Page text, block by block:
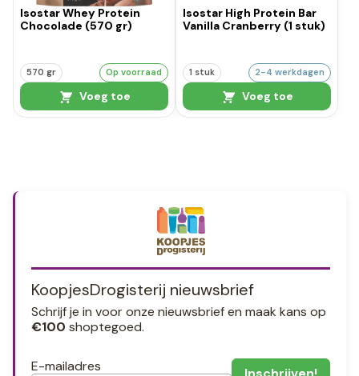
Isostar Whey Protein
Chocolade (570 gr)
570 gr Op voorraad
Voeg toe
Isostar High Protein Bar
Vanilla Cranberry (1 stuk)
1 stuk 2-4 werkdagen
Voeg toe
KoopjesDrogisterij nieuwsbrief
Schrijf je in voor onze nieuwsbrief en maak kans op
€100 shoptegoed.
E-mailadres